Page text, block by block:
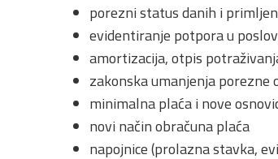
porezni status danih i
evidentiranje potpora u
amortizacija, otpis
zakonska umanjenja porezne
minimalna plaća i nove
novi način obračuna plaća
napojnice (prolazna stavka,